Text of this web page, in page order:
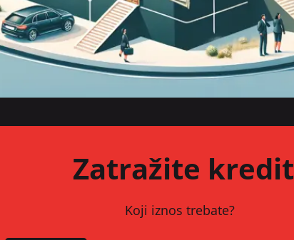
Zatražite kredit
Koji iznos trebate?